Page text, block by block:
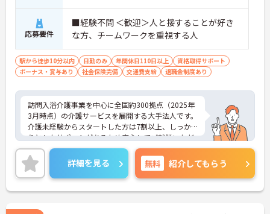
応募要件
■経験不問 ＜歓迎＞人と接することが好き
な方、チームワークを重視する人
駅から徒歩10分以内 日勤のみ 年間休日110日以上
資格取得サポート
ボーナス・賞与あり
社会保険完備 交通費支給 退職金制度あり
訪問入浴介護事業を中心に全国約300拠点（2025年
3月時点）の介護サービスを展開する大手法人です。
介護未経験からスタートした方は7割以上、しっか
りとしたサポートがあるため安心してご就業いただ
けます。お風呂に入れなくて困っている方に、手を
差し伸べてあげられるとてもやりがいのあるお仕事
です。ご興味ある方には、面接対策ポイントなど、
さらに詳細をお話しいたしますのでお気軽にご相談
ください！
詳細を見る 無料 紹介してもらう